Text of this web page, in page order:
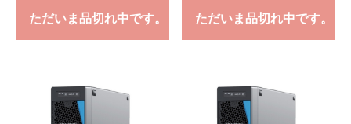
ただいま品切れ中です。 ただいま品切れ中です。